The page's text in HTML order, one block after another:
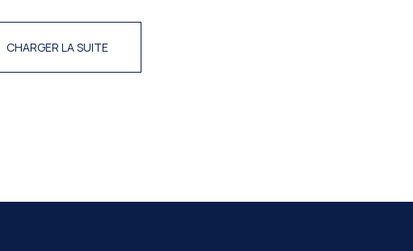
CHARGER LA SUITE